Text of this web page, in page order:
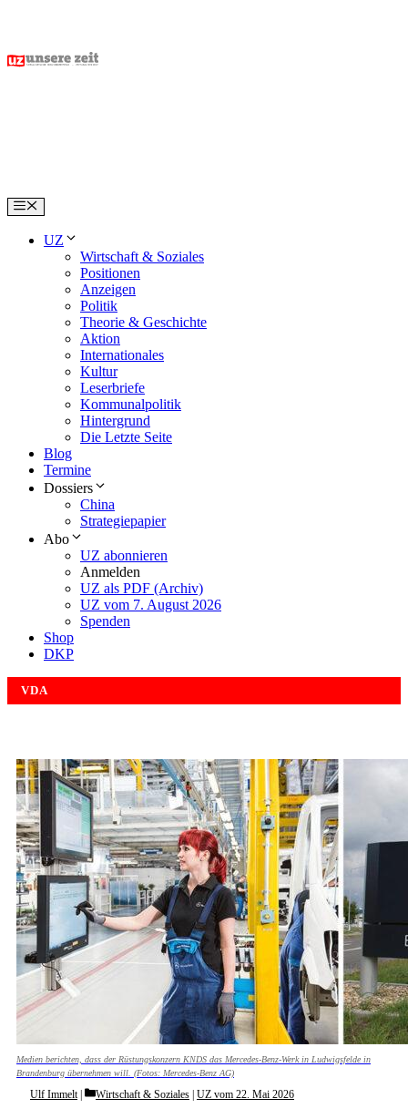
content
Menu
UZ
Wirtschaft & Soziales
Positionen
Anzeigen
Politik
Theorie & Geschichte
Aktion
Internationales
Kultur
Leserbriefe
Kommunalpolitik
Hintergrund
Die Letzte Seite
Blog
Termine
Dossiers
China
Strategiepapier
Abo
UZ abonnieren
Anmelden
UZ als PDF (Archiv)
UZ vom 7. August 2026
Spenden
Shop
DKP
VDA
Medien berichten, dass der Rüstungskonzern KNDS das Mercedes-Benz-Werk in Ludwigsfelde in
Brandenburg übernehmen will. (Fotos: Mercedes-Benz AG)
Ulf Immelt Categories
Wirtschaft & Soziales UZ vom 22. Mai 2026